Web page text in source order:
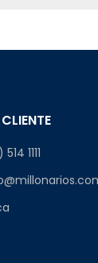
1111